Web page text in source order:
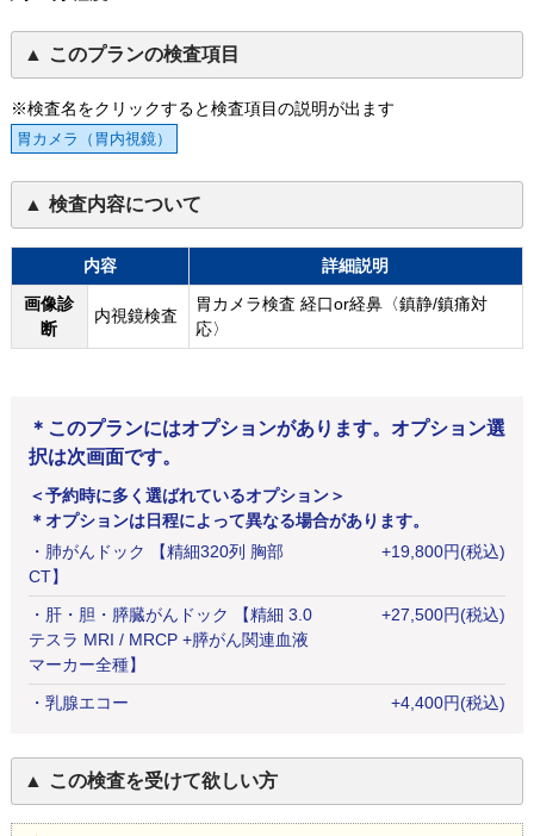
このプランの検査項目
※検査名をクリックすると検査項目の説明が出ます
胃カメラ（胃内視鏡）
検査内容について
内容
詳細説明
画像診
断
内視鏡検査
胃カメラ検査 経口or経鼻〈鎮静/鎮痛対
応〉
＊このプランにはオプションがあります。オプション選
択は次画面です。
＜予約時に多く選ばれているオプション＞
＊オプションは日程によって異なる場合があります。
・ 肺がんドック 【精細320列 胸部
CT】
+19,800円(税込)
・ 肝・胆・膵臓がんドック 【精細 3.0
テスラ MRI / MRCP +膵がん関連血液
マーカー全種】
+27,500円(税込)
・ 乳腺エコー +4,400円(税込)
この検査を受けて欲しい方